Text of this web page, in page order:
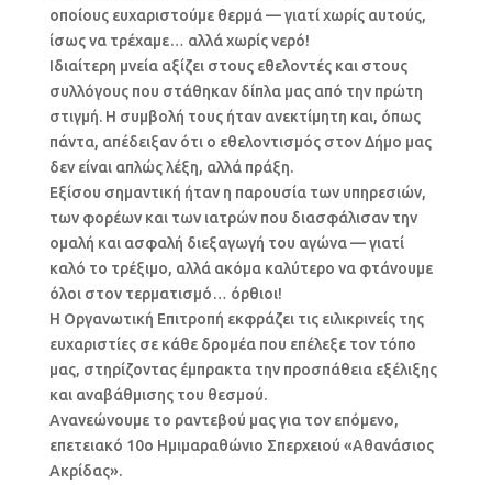
οποίους ευχαριστούμε θερμά — γιατί χωρίς αυτούς,
ίσως να τρέχαμε… αλλά χωρίς νερό!
Ιδιαίτερη μνεία αξίζει στους εθελοντές και στους
συλλόγους που στάθηκαν δίπλα μας από την πρώτη
στιγμή. Η συμβολή τους ήταν ανεκτίμητη και, όπως
πάντα, απέδειξαν ότι ο εθελοντισμός στον Δήμο μας
δεν είναι απλώς λέξη, αλλά πράξη.
Εξίσου σημαντική ήταν η παρουσία των υπηρεσιών,
των φορέων και των ιατρών που διασφάλισαν την
ομαλή και ασφαλή διεξαγωγή του αγώνα — γιατί
καλό το τρέξιμο, αλλά ακόμα καλύτερο να φτάνουμε
όλοι στον τερματισμό… όρθιοι!
Η Οργανωτική Επιτροπή εκφράζει τις ειλικρινείς της
ευχαριστίες σε κάθε δρομέα που επέλεξε τον τόπο
μας, στηρίζοντας έμπρακτα την προσπάθεια εξέλιξης
και αναβάθμισης του θεσμού.
Ανανεώνουμε το ραντεβού μας για τον επόμενο,
επετειακό 10ο Ημιμαραθώνιο Σπερχειού «Αθανάσιος
Ακρίδας».